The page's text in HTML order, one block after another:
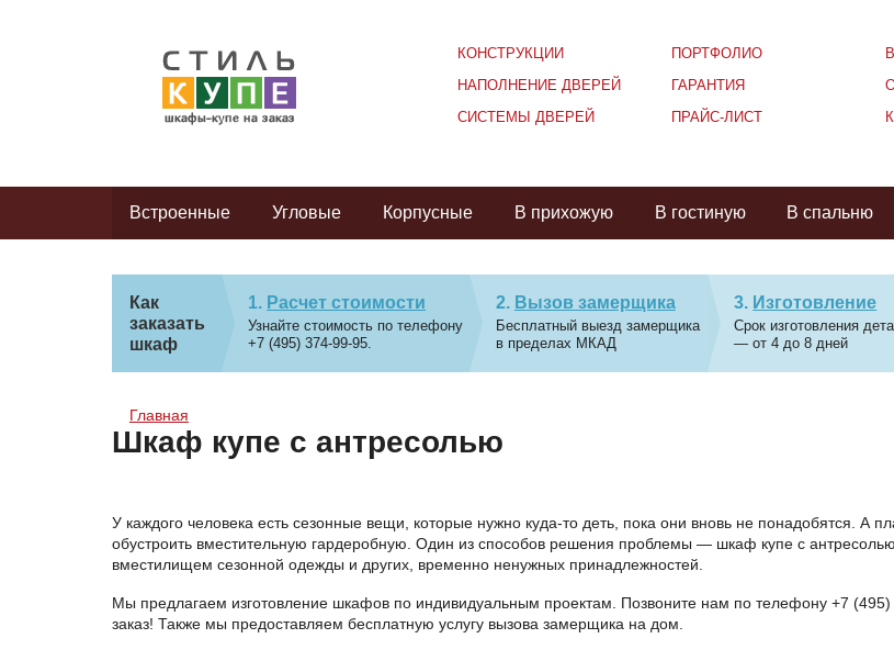
КОНСТРУКЦИИ
НАПОЛНЕНИЕ ДВЕРЕЙ
СИСТЕМЫ ДВЕРЕЙ
ПОРТФОЛИО
ГАРАНТИЯ
ПРАЙС-ЛИСТ
Встроенные Угловые Корпусные В прихожую В гостиную В спальню
Как
заказать
шкаф
Расчет стоимости
Узнайте стоимость по телефону
+7 (495) 374-99-95.
Вызов замерщика
Бесплатный выезд замерщика
в пределах МКАД
Изготовление
Срок изготовления
— от 4 до 8 дней
Главная
Шкаф купе с антресолью
У каждого человека есть сезонные вещи, которые нужно куда-то деть, пока они вновь не понадобятся. А
обустроить вместительную гардеробную. Один из способов решения проблемы — шкаф купе с
вместилищем сезонной одежды и других, временно ненужных принадлежностей.
Мы предлагаем изготовление шкафов по индивидуальным проектам. Позвоните нам по телефону +7
заказ! Также мы предоставляем бесплатную услугу вызова замерщика на дом.